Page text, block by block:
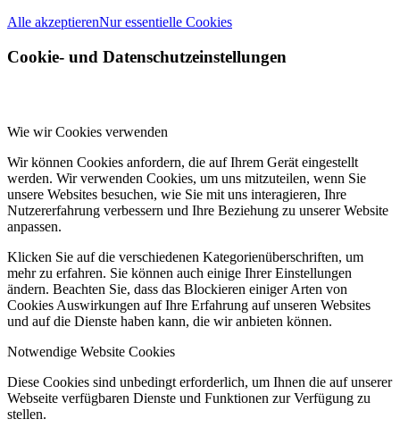
Alle akzeptierenNur essentielle Cookies
Cookie- und Datenschutzeinstellungen
Wie wir Cookies verwenden
Wir können Cookies anfordern, die auf Ihrem Gerät eingestellt
werden. Wir verwenden Cookies, um uns mitzuteilen, wenn Sie
unsere Websites besuchen, wie Sie mit uns interagieren, Ihre
Nutzererfahrung verbessern und Ihre Beziehung zu unserer Website
anpassen.
Klicken Sie auf die verschiedenen Kategorienüberschriften, um
mehr zu erfahren. Sie können auch einige Ihrer Einstellungen
ändern. Beachten Sie, dass das Blockieren einiger Arten von
Cookies Auswirkungen auf Ihre Erfahrung auf unseren Websites
und auf die Dienste haben kann, die wir anbieten können.
Notwendige Website Cookies
Diese Cookies sind unbedingt erforderlich, um Ihnen die auf unserer
Webseite verfügbaren Dienste und Funktionen zur Verfügung zu
stellen.